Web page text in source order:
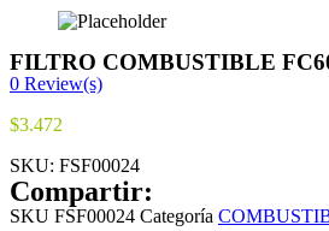
FILTRO COMBUSTIBLE
0 Review(s)
$3.472
SKU: FSF00024
Compartir:
SKU FSF00024 Categoría